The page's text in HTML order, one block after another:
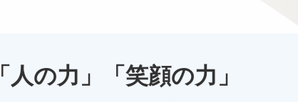
「人の力」「笑顔の力」